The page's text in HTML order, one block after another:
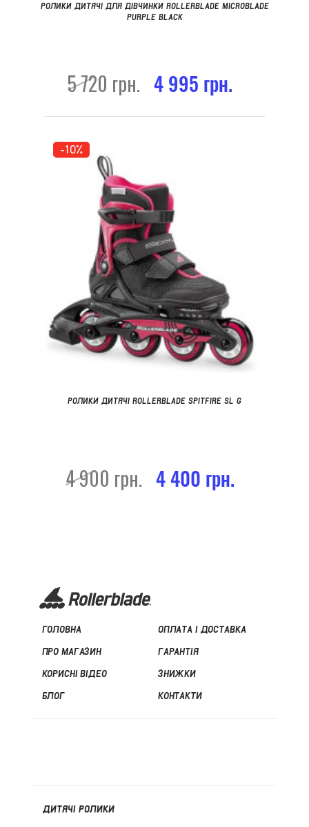
РОЛИКИ ДИТЯЧІ ДЛЯ ДІВЧИНКИ ROLLERBLADE MICROBLADE
PURPLE BLACK
5 720 грн. 4 995 грн.
-10%
РОЛИКИ ДИТЯЧІ ROLLERBLADE SPITFIRE SL G
4 900 грн. 4 400 грн.
ГОЛОВНА
ПРО МАГАЗИН
КОРИСНІ ВІДЕО
БЛОГ
ОПЛАТА І ДОСТАВКА
ГАРАНТІЯ
ЗНИЖКИ
КОНТАКТИ
ДИТЯЧІ РОЛИКИ